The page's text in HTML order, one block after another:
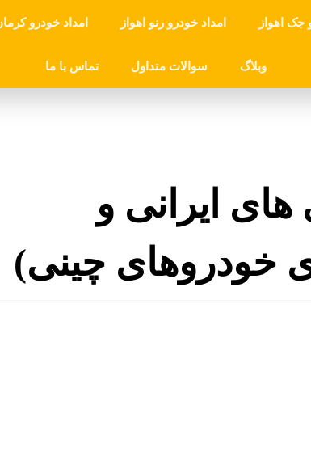
جک اهواز امداد خودرو رنو اهواز امداد خودرو
وبلاگ سوالات متداول تماس با ما
های ایرانی و
خودروهای چینی)